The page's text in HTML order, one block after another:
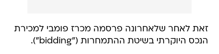
זאת לאחר שלאחרונה פרסמה מכרז פומבי למכירת
הנכס היוקרתי בשיטת ההתמחרות ("bidding").